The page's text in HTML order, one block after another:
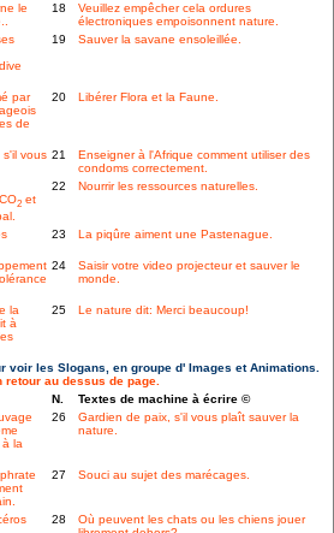
le
18
Veuillez empêcher cela ordures
électroniques empoisonnent nature.
19 Sauver la savane ensoleillée.
par
de
20 Libérer Flora et la Faune.
s'il vous 21
Enseigner à l'Afrique comment utiliser des
condoms correctement.
2 et
22 Nourrir les ressources naturelles.
23 La piqûre aiment une Pastenague.
24
Saisir votre video projecteur et sauver le
monde.
la
à
25 Le nature dit: Merci beaucoup!
voir les Slogans, en groupe d' Images et Animations.
retour au dessus de page.
N.
Textes de machine à écrire ©
à la
26
Gardien de paix, s'il vous plaît sauver la
nature.
27 Souci au sujet des marécages.
28
Où peuvent les chats ou les chiens jouer